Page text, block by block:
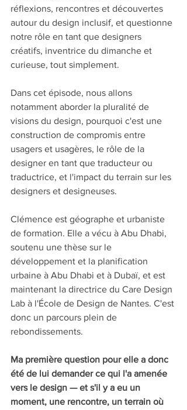
réflexions, rencontres et découvertes
autour du design inclusif, et questionne
notre rôle en tant que designers
créatifs, inventrice du dimanche et
curieuse, tout simplement.
Dans cet épisode, nous allons
notamment aborder la pluralité de
visions du design, pourquoi c'est une
construction de compromis entre
usagers et usagères, le rôle de la
designer en tant que traducteur ou
traductrice, et l'impact du terrain sur les
designers et designeuses.
Clémence est géographe et urbaniste
de formation. Elle a vécu à Abu Dhabi,
soutenu une thèse sur le
développement et la planification
urbaine à Abu Dhabi et à Dubaï, et est
maintenant la directrice du Care Design
Lab à l'École de Design de Nantes. C'est
donc un parcours plein de
rebondissements.
Ma première question pour elle a donc
été de lui demander ce qui l'a amenée
vers le design — et s'il y a eu un
moment, une rencontre, un terrain où